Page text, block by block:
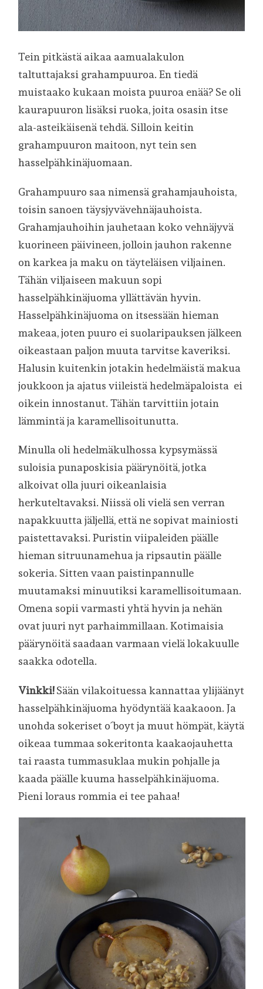
Tein pitkästä aikaa aamualakulon
taltuttajaksi grahampuuroa. En tiedä
muistaako kukaan moista puuroa enää? Se oli
kaurapuuron lisäksi ruoka, joita osasin itse
ala-asteikäisenä tehdä. Silloin keitin
grahampuuron maitoon, nyt tein sen
hasselpähkinäjuomaan.
Grahampuuro saa nimensä grahamjauhoista,
toisin sanoen täysjyvävehnäjauhoista.
Grahamjauhoihin jauhetaan koko vehnäjyvä
kuorineen päivineen, jolloin jauhon rakenne
on karkea ja maku on täyteläisen viljainen.
Tähän viljaiseen makuun sopi
hasselpähkinäjuoma yllättävän hyvin.
Hasselpähkinäjuoma on itsessään hieman
makeaa, joten puuro ei suolaripauksen jälkeen
oikeastaan paljon muuta tarvitse kaveriksi.
Halusin kuitenkin jotakin hedelmäistä makua
joukkoon ja ajatus viileistä hedelmäpaloista ei
oikein innostanut. Tähän tarvittiin jotain
lämmintä ja karamellisoitunutta.
Minulla oli hedelmäkulhossa kypsymässä
suloisia punaposkisia päärynöitä, jotka
alkoivat olla juuri oikeanlaisia
herkuteltavaksi. Niissä oli vielä sen verran
napakkuutta jäljellä, että ne sopivat mainiosti
paistettavaksi. Puristin viipaleiden päälle
hieman sitruunamehua ja ripsautin päälle
sokeria. Sitten vaan paistinpannulle
muutamaksi minuutiksi karamellisoitumaan.
Omena sopii varmasti yhtä hyvin ja nehän
ovat juuri nyt parhaimmillaan. Kotimaisia
päärynöitä saadaan varmaan vielä lokakuulle
saakka odotella.
Vinkki!Sään vilakoituessa kannattaa ylijäänyt
hasselpähkinäjuoma hyödyntää kaakaoon. Ja
unohda sokeriset o´boyt ja muut hömpät, käytä
oikeaa tummaa sokeritonta kaakaojauhetta
tai raasta tummasuklaa mukin pohjalle ja
kaada päälle kuuma hasselpähkinäjuoma.
Pieni loraus rommia ei tee pahaa!